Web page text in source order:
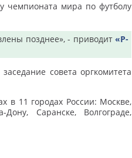
чемпионата мира по футболу
позднее», - приводит«Р-
совета оргкомитета
в 11 городах России: Москве,
Саранске, Волгограде,